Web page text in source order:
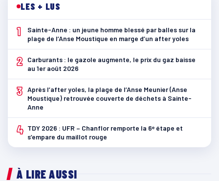
LES + LUS
1
Sainte-Anne : un jeune homme blessé par balles sur la
plage de l’Anse Moustique en marge d’un after yoles
2
Carburants : le gazole augmente, le prix du gaz baisse
au 1er août 2026
3 Après l’after yoles, la plage de l’Anse Meunier (Anse
Moustique) retrouvée couverte de déchets à Sainte-
Anne
4 TDY 2026 : UFR – Chanflor remporte la 6ᵉ étape et
s’empare du maillot rouge
À LIRE AUSSI